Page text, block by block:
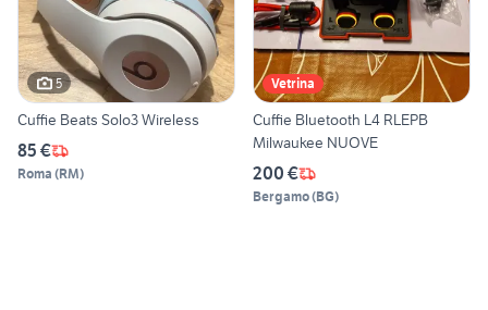
5
Cuffie Beats Solo3 Wireless
85 €
Roma (RM)
Vetrina
Cuffie Bluetooth L4 RLEPB
Milwaukee NUOVE
200 €
Bergamo(BG)